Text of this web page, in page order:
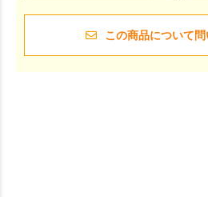
この商品について